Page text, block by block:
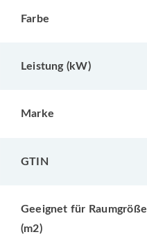
Farbe
Leistung (kW)
Marke
GTIN
Geeignet für Raumgröße
(m2)